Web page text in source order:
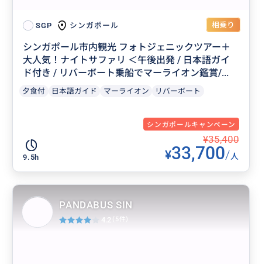
SGP シンガポール 相乗り
シンガポール市内観光 フォトジェニックツアー＋
大人気！ナイトサファリ ＜午後出発 / 日本語ガイ
ド付き / リバーボート乗船でマーライオン鑑賞/...
夕食付 日本語ガイド マーライオン リバーボート
シンガポールキャンペーン
9.5h
¥35,400
¥33,700/人
PANDABUS SIN
4.2 (5件)